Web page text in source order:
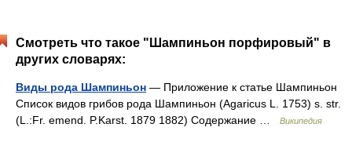
Смотреть что такое "Шампиньон порфировый" в
других словарях:
Виды рода Шампиньон — Приложение к статье Шампиньон
Список видов грибов рода Шампиньон (Agaricus L. 1753) s. str.
(L.:Fr. emend. P.Karst. 1879 1882) Содержание …
Википедия